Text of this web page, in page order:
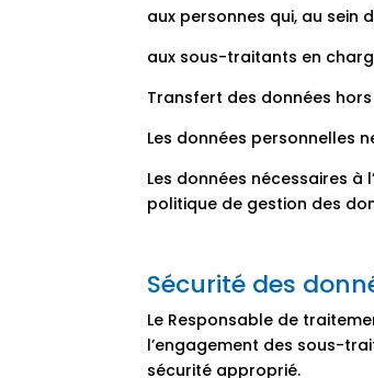
aux personnes qui, au sein
aux sous-traitants en
Transfert des données hors
Les données personnelles
Les données nécessaires
politique de gestion des
Sécurité des
Le Responsable de
l’engagement des sous-
sécurité approprié.